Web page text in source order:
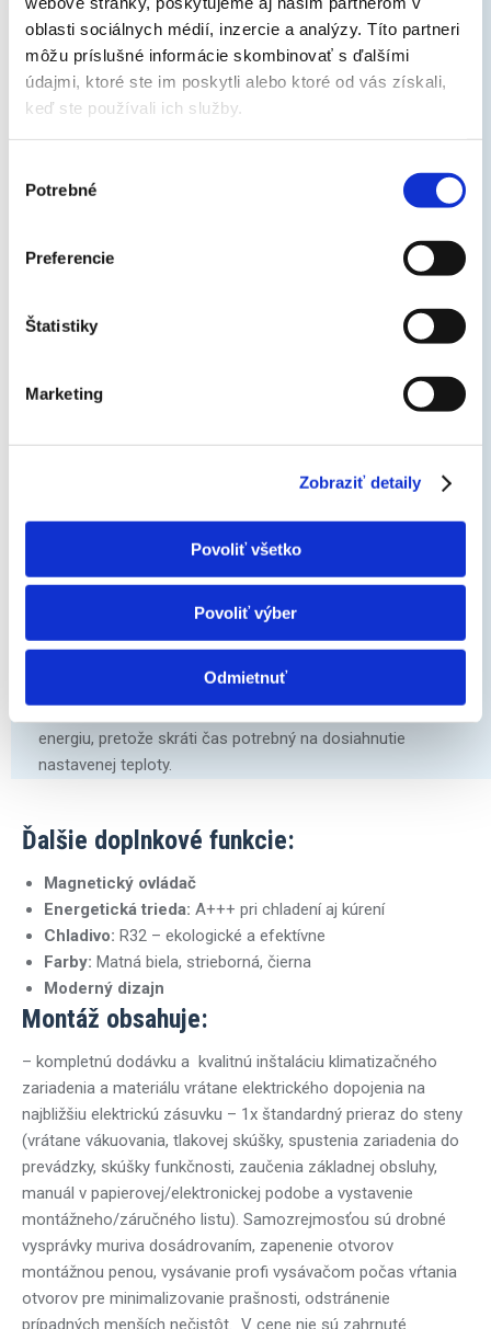
oblasti sociálnych médií, inzercie a analýzy. Títo partneri
môžu príslušné informácie skombinovať s ďalšími
údajmi, ktoré ste im poskytli alebo ktoré od vás získali,
keď ste používali ich služby.
súhlasu
Potrebné
Preferencie
Štatistiky
Marketing
Zobraziť detaily
Povoliť všetko
Povoliť výber
Odmietnuť
ktorý zákazníci ocenia najmä v spálni, alebo v bežné
prevádzkovú hlučnosť vnútornej jednotky o 3 dB(A).
Nočný režim
prehriatiu počas noci.
štandardnom režime. Ideálna je v chladných zimných
ránach, keď potrebujete rýchlo zvýšiť teplotu. Zároveň šetrí
energiu, pretože skráti čas potrebný na dosiahnutie
nastavenej teploty.
Ďalšie doplnkové funkcie:
Magnetický ovládač
Energetická trieda: A+++ pri chladení aj kúrení
Chladivo: R32 – ekologické a efektívne
Farby: Matná biela, strieborná, čierna
Moderný dizajn
Montáž obsahuje:
– kompletnú dodávku a kvalitnú inštaláciu klimatizačného
zariadenia a materiálu vrátane elektrického dopojenia na
najbližšiu elektrickú zásuvku – 1x štandardný prieraz do steny
(vrátane vákuovania, tlakovej skúšky, spustenia zariadenia do
prevádzky, skúšky funkčnosti, zaučenia základnej obsluhy,
manuál v papierovej/elektronickej podobe a vystavenie
montážneho/záručného listu). Samozrejmosťou sú drobné
vysprávky muriva dosádrovaním, zapenenie otvorov
montážnou penou, vysávanie profi vysávačom počas vŕtania
otvorov pre minimalizovanie prašnosti, odstránenie
prípadných menších nečistôt. V cene nie sú zahrnuté